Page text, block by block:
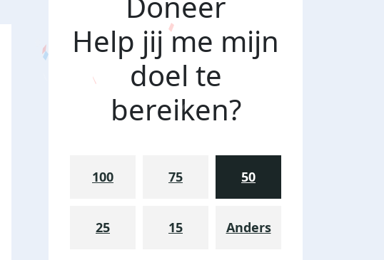
Help jij me mijn
doel te
bereiken?
100 75 50
25 15 Anders